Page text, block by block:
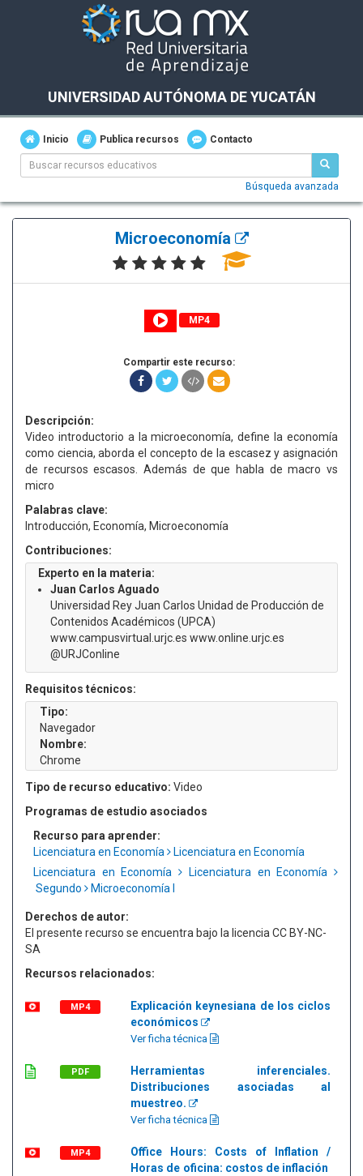
UNIVERSIDAD AUTÓNOMA DE YUCATÁN
Inicio Publica recursos Contacto
Búsqueda avanzada
Microeconomía
MP4
Compartir este recurso:
Descripción:
Video introductorio a la microeconomía, define la economía
como ciencia, aborda el concepto de la escasez y asignación
de recursos escasos. Además de que habla de macro vs
micro
Palabras clave:
Introducción, Economía, Microeconomía
Contribuciones:
Experto en la materia:
Juan Carlos Aguado
Universidad Rey Juan Carlos Unidad de Producción de
Contenidos Académicos (UPCA)
www.campusvirtual.urjc.es www.online.urjc.es
@URJConline
Requisitos técnicos:
Tipo:
Navegador
Nombre:
Chrome
Tipo de recurso educativo: Video
Programas de estudio asociados
Recurso para aprender:
Licenciatura en Economía
Licenciatura en Economía
Licenciatura en Economía
Licenciatura en Economía
Segundo
Microeconomía I
Derechos de autor:
El presente recurso se encuentra bajo la licencia CC BY-NC-
SA
Recursos relacionados:
MP4
Explicación keynesiana de los ciclos
económicos
Ver ficha técnica
PDF
Herramientas inferenciales.
Distribuciones asociadas al
muestreo.
Ver ficha técnica
MP4
Office Hours: Costs of Inflation /
Horas de oficina: costos de inflación